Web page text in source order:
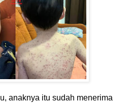
anaknya itu sudah menerima